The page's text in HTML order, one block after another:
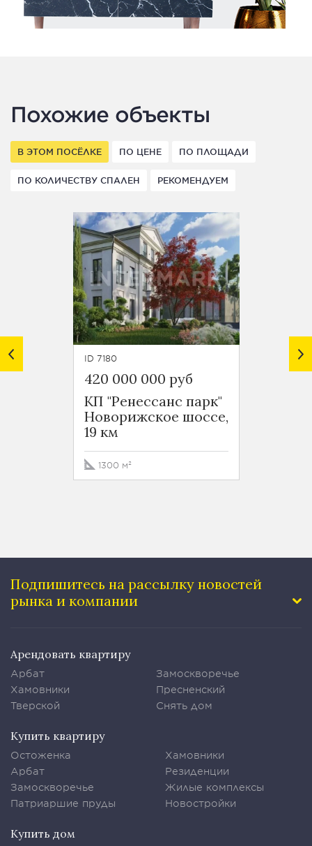
Похожие объекты
В ЭТОМ ПОСЁЛКЕ ПО ЦЕНЕ ПО ПЛОЩАДИ
ПО КОЛИЧЕСТВУ СПАЛЕН РЕКОМЕНДУЕМ
ID 7180
420 000 000 руб
КП "Ренессанс парк"
Новорижское шоссе,
19 км
1300 м²
ID 7531
Подпишитесь на рассылку новостей
рынка и компании
Арендовать квартиру
Арбат
Хамовники
Тверской
Замоскворечье
Пресненский
Снять дом
Купить квартиру
Остоженка
Арбат
Замоскворечье
Патриаршие пруды
Хамовники
Резиденции
Жилые комплексы
Новостройки
Купить дом